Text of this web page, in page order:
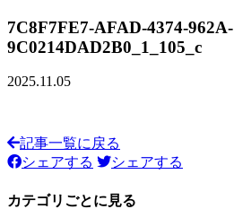
7C8F7FE7-AFAD-4374-962A-
9C0214DAD2B0_1_105_c
2025.11.05
記事一覧に戻る
シェアする
シェアする
カテゴリごとに見る